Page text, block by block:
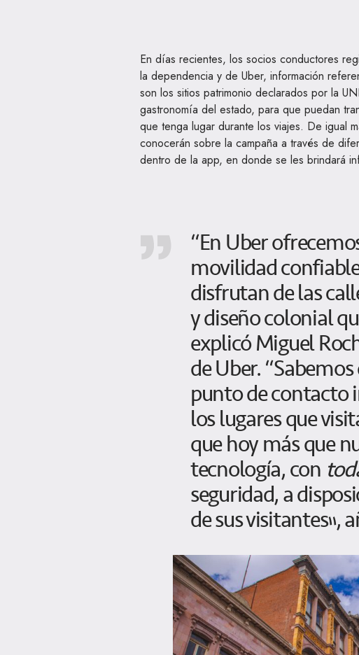
En días recientes, los socios conductores
la dependencia y de Uber, información
son los sitios patrimonio declarados por la
gastronomía del estado, para que puedan
que tenga lugar durante los viajes. De igual
conocerán sobre la campaña a través de
dentro de la app, en donde se les brindará
“En Uber
movilidad
disfrutan de las
y diseño colonial
explicó Miguel
de Uber.
punto de contacto
los lugares que
que hoy más que
tecnología, con
seguridad, a
de sus visitantes”,